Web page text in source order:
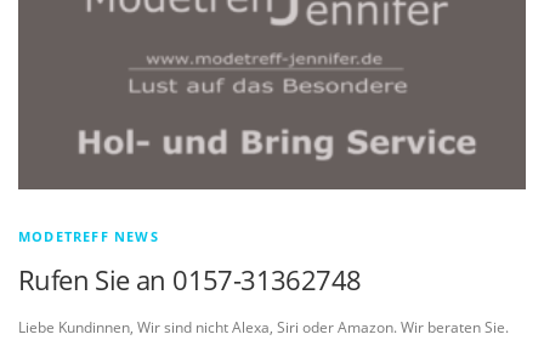
MODETREFF NEWS
Rufen Sie an 0157-31362748
Liebe Kundinnen, Wir sind nicht Alexa, Siri oder Amazon. Wir beraten Sie.